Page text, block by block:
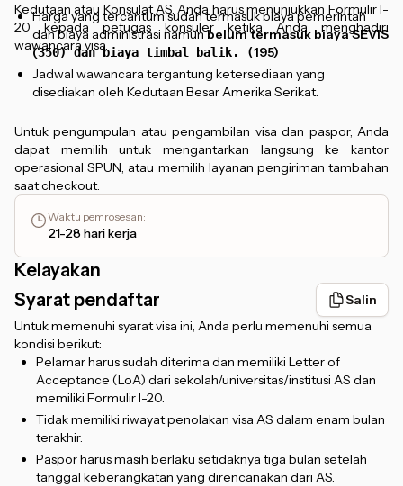
Kedutaan atau Konsulat AS. Anda harus menunjukkan Formulir I-
20 kepada petugas konsuler ketika Anda menghadiri
wawancara visa.
Harga yang tercantum sudah termasuk biaya pemerintah
dan biaya administrasi namunbelum termasuk biaya SEVIS
(350) dan biaya timbal balik. (195)
Jadwal wawancara tergantung ketersediaan yang
disediakan oleh Kedutaan Besar Amerika Serikat.
Untuk pengumpulan atau pengambilan visa dan paspor, Anda
dapat memilih untuk mengantarkan langsung ke kantor
operasional SPUN, atau memilih layanan pengiriman tambahan
saat checkout.
Waktu pemrosesan:
21-28 hari kerja
Kelayakan
Syarat pendaftar
Salin
Untuk memenuhi syarat visa ini, Anda perlu memenuhi semua
kondisi berikut:
Pelamar harus sudah diterima dan memiliki Letter of
Acceptance (LoA) dari sekolah/universitas/institusi AS dan
memiliki Formulir I-20.
Tidak memiliki riwayat penolakan visa AS dalam enam bulan
terakhir.
Paspor harus masih berlaku setidaknya tiga bulan setelah
tanggal keberangkatan yang direncanakan dari AS.